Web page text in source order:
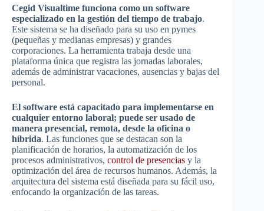
Cegid Visualtime funciona como un software
especializado en la gestión del tiempo de trabajo.
Este sistema se ha diseñado para su uso en pymes
(pequeñas y medianas empresas) y grandes
corporaciones. La herramienta trabaja desde una
plataforma única que registra las jornadas laborales,
además de administrar vacaciones, ausencias y bajas del
personal.
El software está capacitado para implementarse en
cualquier entorno laboral; puede ser usado de
manera presencial, remota, desde la oficina o
híbrida. Las funciones que se destacan son la
planificación de horarios, la automatización de los
procesos administrativos, control de presencias y la
optimización del área de recursos humanos. Además, la
arquitectura del sistema está diseñada para su fácil uso,
enfocando la organización de las tareas.